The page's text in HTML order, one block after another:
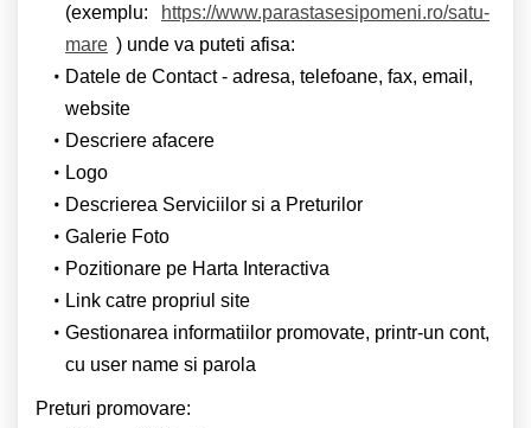
(exemplu:
https://www.parastasesipomeni.ro/satu-
mare ) unde va puteti afisa:
Datele de Contact - adresa, telefoane, fax, email,
website
Descriere afacere
Logo
Descrierea Serviciilor si a Preturilor
Galerie Foto
Pozitionare pe Harta Interactiva
Link catre propriul site
Gestionarea informatiilor promovate, printr-un cont,
cu user name si parola
Preturi promovare: